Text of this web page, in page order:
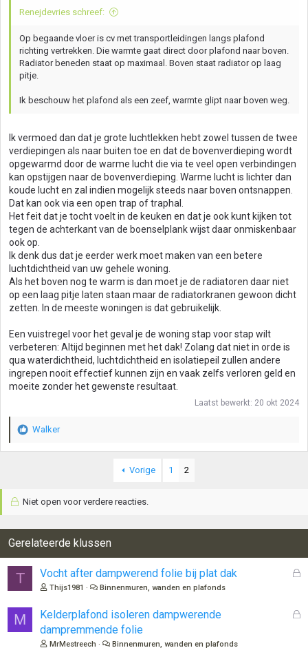
Renejdevries schreef:
Op begaande vloer is cv met transportleidingen langs plafond
richting vertrekken. Die warmte gaat direct door plafond naar boven.
Radiator beneden staat op maximaal. Boven staat radiator op laag
pitje.
Ik beschouw het plafond als een zeef, warmte glipt naar boven weg.
Ik vermoed dan dat je grote luchtlekken hebt zowel tussen de twee
verdiepingen als naar buiten toe en dat de bovenverdieping wordt
opgewarmd door de warme lucht die via te veel open verbindingen
kan opstijgen naar de bovenverdieping. Warme lucht is lichter dan
koude lucht en zal indien mogelijk steeds naar boven ontsnappen.
Dat kan ook via een open trap of traphal.
Het feit dat je tocht voelt in de keuken en dat je ook kunt kijken tot
tegen de achterkant van de boenselplank wijst daar onmiskenbaar
ook op.
Ik denk dus dat je eerder werk moet maken van een betere
luchtdichtheid van uw gehele woning.
Als het boven nog te warm is dan moet je de radiatoren daar niet
op een laag pitje laten staan maar de radiatorkranen gewoon dicht
zetten. In de meeste woningen is dat gebruikelijk.
Een vuistregel voor het geval je de woning stap voor stap wilt
verbeteren: Altijd beginnen met het dak! Zolang dat niet in orde is
qua waterdichtheid, luchtdichtheid en isolatiepeil zullen andere
ingrepen nooit effectief kunnen zijn en vaak zelfs verloren geld en
moeite zonder het gewenste resultaat.
Laatst bewerkt: 20 okt 2024
W
e
r
g
e
n
Walker
Vorige 1 2
Niet open voor verdere reacties.
Gerelateerde klussen
T
G
Vocht after dampwerend folie bij plat dak
Thijs1981 Binnenmuren, wanden en plafonds
M
G
Kelderplafond isoleren dampwerende
dampremmende folie
MrMestreech Binnenmuren, wanden en plafonds